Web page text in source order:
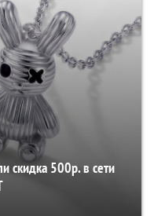
скидка 500р. в сети